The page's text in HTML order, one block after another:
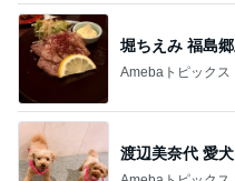
堀ちえみ 福島
Amebaトピックス
渡辺美奈代 愛